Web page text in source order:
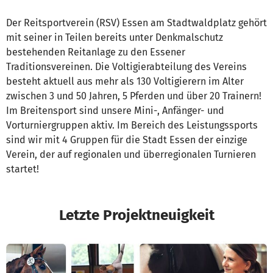
Der Reitsportverein (RSV) Essen am Stadtwaldplatz gehört
mit seiner in Teilen bereits unter Denkmalschutz
bestehenden Reitanlage zu den Essener
Traditionsvereinen. Die Voltigierabteilung des Vereins
besteht aktuell aus mehr als 130 Voltigierern im Alter
zwischen 3 und 50 Jahren, 5 Pferden und über 20 Trainern!
Im Breitensport sind unsere Mini-, Anfänger- und
Vorturniergruppen aktiv. Im Bereich des Leistungssports
sind wir mit 4 Gruppen für die Stadt Essen der einzige
Verein, der auf regionalen und überregionalen Turnieren
startet!
Letzte Projektneuigkeit